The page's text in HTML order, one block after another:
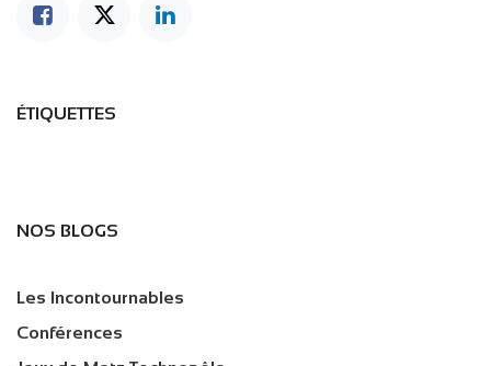
ÉTIQUETTES
NOS BLOGS
Les Incontournables
Conférences